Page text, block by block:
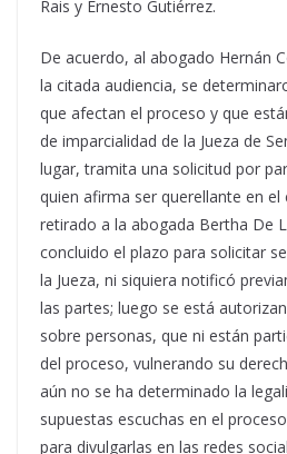
Rais y Ernesto Gutiérrez.
De acuerdo, al abogado Hernán
la citada audiencia, se
que afectan el proceso y que
de imparcialidad de la Jueza de
lugar, tramita una solicitud por
quien afirma ser querellante en el
retirado a la abogada Bertha De
concluido el plazo para solicitar
la Jueza, ni siquiera notificó
las partes; luego se está
sobre personas, que ni están
del proceso, vulnerando su
aún no se ha determinado la
supuestas escuchas en el
para divulgarlas en las redes